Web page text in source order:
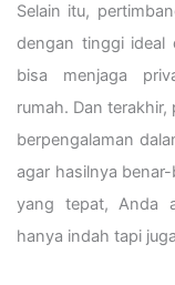
Selain itu,
dengan tinggi ideal
bisa menjaga
rumah. Dan
berpengalaman
agar hasilnya
yang tepat, Anda
hanya indah tapi